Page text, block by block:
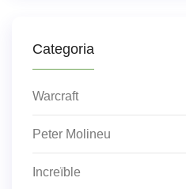
Categoria
Warcraft
Peter Molineu
Increïble